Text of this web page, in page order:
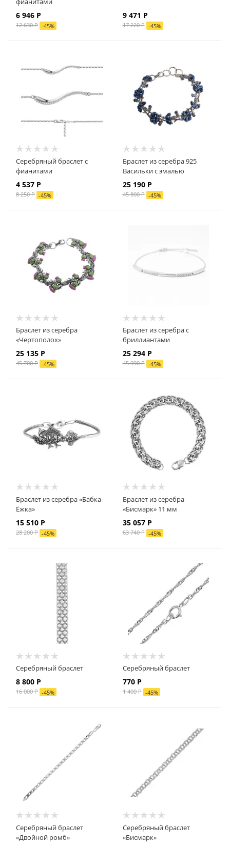
6 946 Р
12 630 Р -45%
9 471 Р
17 220 Р -45%
Серебряный браслет с
фианитами
4 537 Р
8 250 Р -45%
Браслет из серебра 925
Васильки с эмалью
25 190Р
45 800Р -45%
Браслет из серебра
«Чертополох»
25 135 Р
45 700 Р -45%
Браслет из серебра с
бриллиантами
25 294 Р
45 990 Р -45%
Браслет из серебра «Бабка-
Ёжка»
15 510 Р
28 200 Р -45%
Браслет из серебра
«Бисмарк» 11 мм
35 057 Р
63 740 Р -45%
Серебряный браслет
8 800 Р
16 000 Р -45%
Серебряный браслет
770 Р
1 400 Р -45%
Серебряный браслет
«Двойной ромб»
Серебряный браслет
«Бисмарк»